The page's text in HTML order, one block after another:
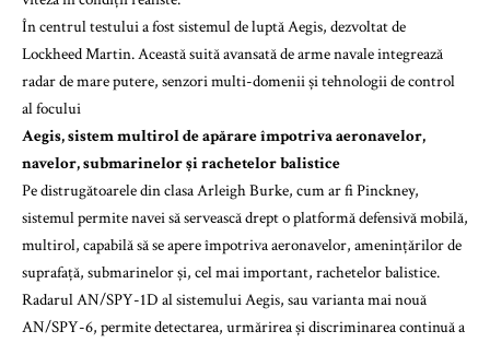
În centrul testului a fost sistemul de luptă Aegis, dezvoltat de
Lockheed Martin. Această suită avansată de arme navale integrează
radar de mare putere, senzori multi-domenii și tehnologii de control
al focului
Aegis, sistem multirol de apărare împotriva aeronavelor,
navelor, submarinelor și rachetelor balistice
Pe distrugătoarele din clasa Arleigh Burke, cum ar fi Pinckney,
sistemul permite navei să servească drept o platformă defensivă mobilă,
multirol, capabilă să se apere împotriva aeronavelor, amenințărilor de
suprafață, submarinelor și, cel mai important, rachetelor balistice.
Radarul AN/SPY-1D al sistemului Aegis, sau varianta mai nouă
AN/SPY-6, permite detectarea, urmărirea și discriminarea continuă a